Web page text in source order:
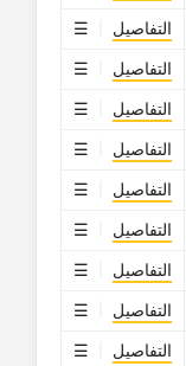
التفاصيل
التفاصيل
التفاصيل
التفاصيل
التفاصيل
التفاصيل
التفاصيل
التفاصيل
التفاصيل